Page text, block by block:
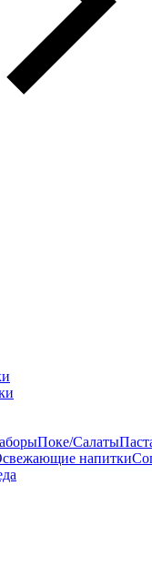
Поке/Салаты
напитки